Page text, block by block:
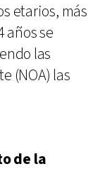
etarios, más
años se
las
(NOA) las
de la